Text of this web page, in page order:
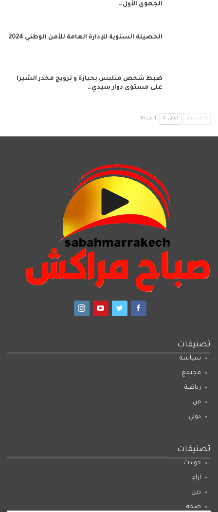
الجهوي الأول…
الحصيلة السنوية للإدارة العامة للأمن الوطني 2024
ضبط شخص متلبس بحيازة و ترويج مخدر الشيرا
على مستوى دوار سيدي…
السابق التالي 1 من 10
تصنيفات
سياسة
مجتمع
رياضة
فن
دولي
تصنيفات
حوادث
اراء
دين
صحة